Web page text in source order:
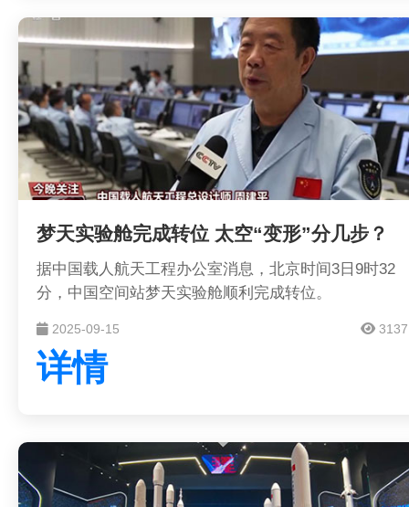
梦天实验舱完成转位 太空“变形”分几步？
据中国载人航天工程办公室消息，北京时间3日9时32
分，中国空间站梦天实验舱顺利完成转位。
2025-09-15
详情